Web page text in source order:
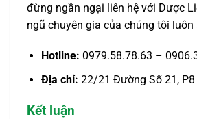
đừng ngần ngại liên hệ với Dược
ngũ chuyên gia của chúng tôi luôn
Hotline: 0979.58.78.63 –
Địa chỉ: 22/21 Đường Số 21, P8
Kết luận